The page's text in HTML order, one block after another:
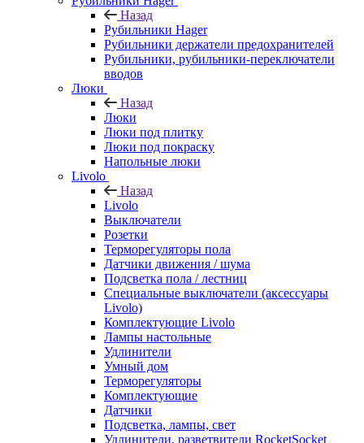
Назад
Рубильники Hager
Рубильники держатели предохранителей
Рубильники, рубильники-переключатели
вводов
Люки
Назад
Люки
Люки под плитку
Люки под покраску
Напольные люки
Livolo
Назад
Livolo
Выключатели
Розетки
Терморегуляторы пола
Датчики движения / шума
Подсветка пола / лестниц
Специальные выключатели (аксессуары
Livolo)
Комплектующие Livolo
Лампы настольные
Удлинители
Умный дом
Терморегуляторы
Комплектующие
Датчики
Подсветка, лампы, свет
Удлинители, разветвители RocketSocket